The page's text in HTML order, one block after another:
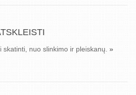
nuo slinkimo ir pleiskanų. »